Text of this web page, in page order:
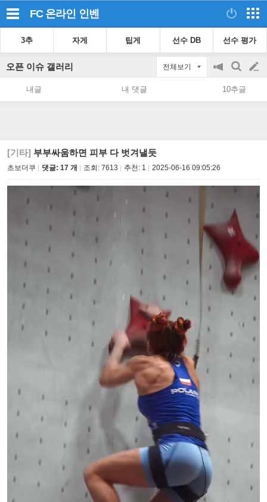
FC 온라인 인벤
3추 자게 팁게 선수 DB 선수 평가
오픈 이슈 갤러리 전체보기
공
지
on/off
검
색
글
쓰
내글 내 댓글 10추글
[기타] 부부싸움하면 피부 다 벗겨낼듯
초보더쿠 댓글: 17 개 조회: 7613 추천: 1 2025-06-16 09:05:26